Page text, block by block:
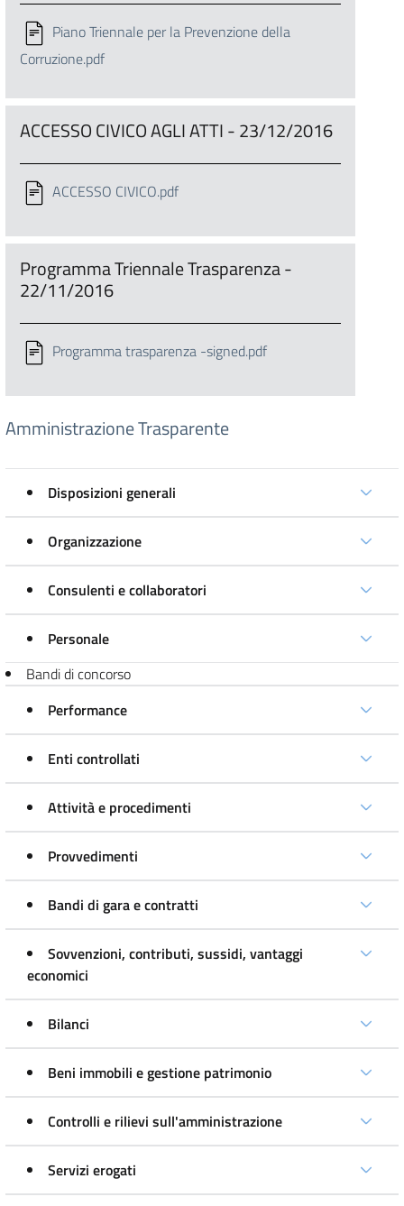
Piano Triennale per la Prevenzione della
Corruzione.pdf
ACCESSO CIVICO AGLI ATTI - 23/12/2016
ACCESSO CIVICO.pdf
Programma Triennale Trasparenza -
22/11/2016
Programma trasparenza -signed.pdf
Amministrazione Trasparente
Disposizioni generali
Organizzazione
Consulenti e collaboratori
Personale
Bandi di concorso
Performance
Enti controllati
Attività e procedimenti
Provvedimenti
Bandi di gara e contratti
Sovvenzioni, contributi, sussidi, vantaggi
economici
Bilanci
Beni immobili e gestione patrimonio
Controlli e rilievi sull'amministrazione
Servizi erogati